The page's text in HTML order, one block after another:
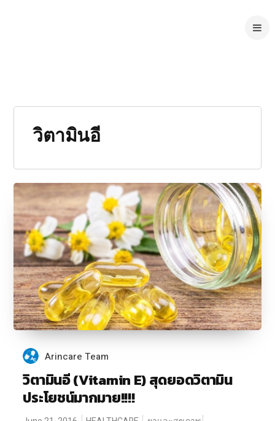
วิตามินอี
Arincare Team
วิตามินอี (Vitamin E) สุดยอดวิตามิน
ประโยชน์มากมาย!!!!